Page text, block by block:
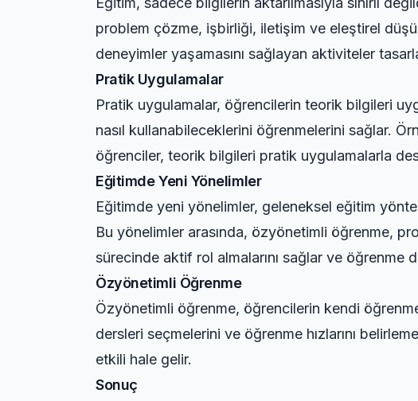
problem çözme, işbirliği, iletişim ve eleştirel
deneyimler yaşamasını sağlayan aktiviteler
Pratik Uygulamalar
Pratik uygulamalar, öğrencilerin teorik bilgileri
nasıl kullanabileceklerini öğrenmelerini sağlar.
öğrenciler, teorik bilgileri pratik uygulamalarla
Eğitimde Yeni Yönelimler
Eğitimde yeni yönelimler, geleneksel eğitim
Bu yönelimler arasında, özyönetimli öğrenme,
sürecinde aktif rol almalarını sağlar ve öğrenme
Özyönetimli Öğrenme
Özyönetimli öğrenme, öğrencilerin kendi
dersleri seçmelerini ve öğrenme hızlarını
etkili hale gelir.
Sonuç